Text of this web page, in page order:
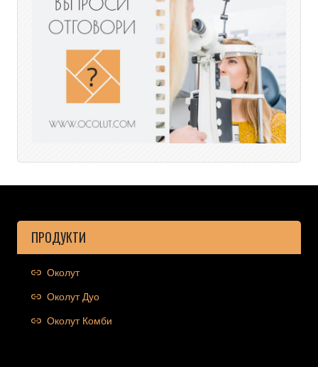
ПРОДУКТИ
Околут
Околут Дуо
Околут Комби